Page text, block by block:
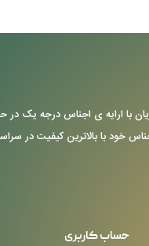
رضایت مشتریان با ارایه ی اجناس
خود با بالاترین کیفیت در
حساب کاربری